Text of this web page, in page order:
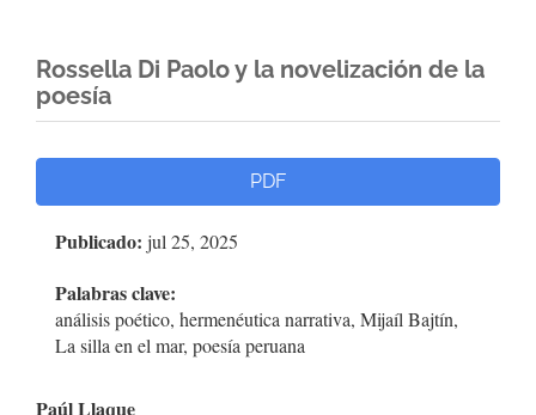
Rossella Di Paolo y la novelización de la
poesía
lateral
del
artículo
PDF
Publicado: jul 25, 2025
Palabras clave:
análisis poético, hermenéutica narrativa, Mijaíl Bajtín,
La silla en el mar, poesía peruana
Paúl Llaque